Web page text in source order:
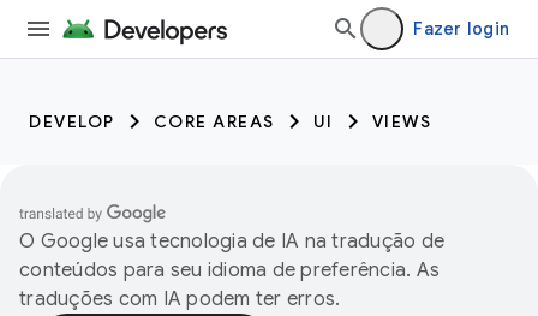
Fazer login
DEVELOP CORE AREAS UI VIEWS
O Google usa tecnologia de IA na tradução de
conteúdos para seu idioma de preferência. As
traduções com IA podem ter erros.